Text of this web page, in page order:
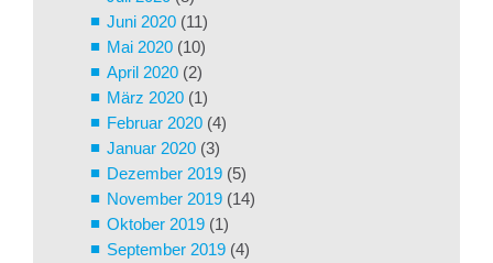
Juni 2020 (11)
Mai 2020 (10)
April 2020 (2)
März 2020 (1)
Februar 2020 (4)
Januar 2020 (3)
Dezember 2019 (5)
November 2019 (14)
Oktober 2019 (1)
September 2019 (4)